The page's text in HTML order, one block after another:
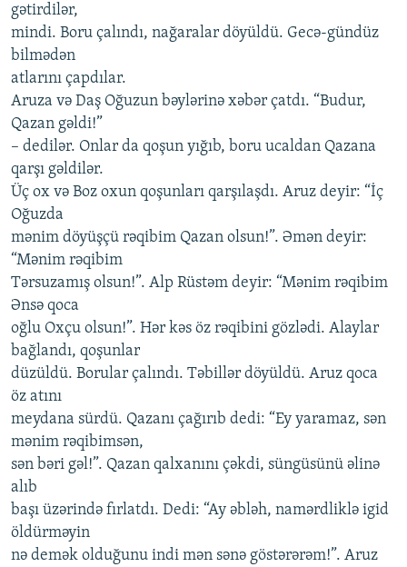
gətirdilər,
mindi. Boru çalındı, nağaralar döyüldü. Gecə-gündüz
bilmədən
atlarını çapdılar.
Aruza və Daş Oğuzun bəylərinə xəbər çatdı. “Budur,
Qazan gəldi!”
– dedilər. Onlar da qoşun yığıb, boru ucaldan Qazana
qarşı gəldilər.
Üç ox və Boz oxun qoşunları qarşılaşdı. Aruz deyir: “İç
Oğuzda
mənim döyüşçü rəqibim Qazan olsun!”. Əmən deyir:
“Mənim rəqibim
Tərsuzamış olsun!”. Alp Rüstəm deyir: “Mənim rəqibim
Ənsə qoca
oğlu Oxçu olsun!”. Hər kəs öz rəqibini gözlədi. Alaylar
bağlandı, qoşunlar
düzüldü. Borular çalındı. Təbillər döyüldü. Aruz qoca
öz atını
meydana sürdü. Qazanı çağırıb dedi: “Ey yaramaz, sən
mənim rəqibimsən,
sən bəri gəl!”. Qazan qalxanını çəkdi, süngüsünü əlinə
alıb
başı üzərində fırlatdı. Dedi: “Ay əbləh, namərdliklə igid
öldürməyin
nə demək olduğunu indi mən sənə göstərərəm!”. Aruz